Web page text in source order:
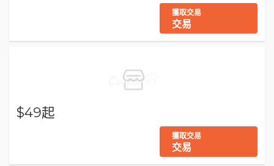
獲取交易
交易
$49起
獲取交易
交易